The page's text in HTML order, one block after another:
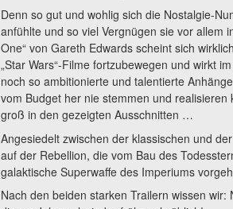
Denn so gut und wohlig sich die Nostalgie-
anfühlte und so viel Vergnügen sie vor allem
One“ von Gareth Edwards scheint sich
„Star Wars“-Filme fortzubewegen und wirkt
noch so ambitionierte und talentierte
vom Budget her nie stemmen und
groß in den gezeigten Ausschnitten …
Angesiedelt zwischen der klassischen und
auf der Rebellion, die vom Bau des
galaktische Superwaffe des Imperiums
Nach den beiden starken Trailern wissen